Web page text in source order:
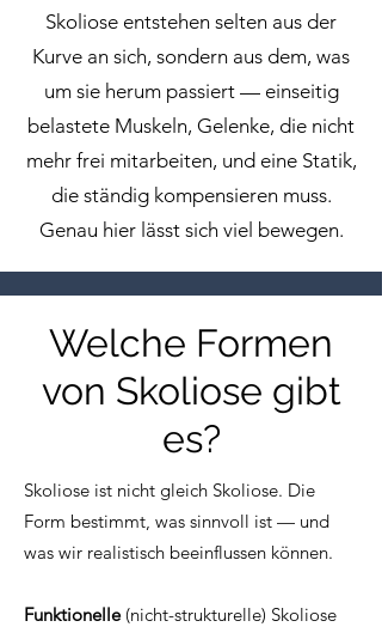
Skoliose entstehen selten aus der
Kurve an sich, sondern aus dem, was
um sie herum passiert — einseitig
belastete Muskeln, Gelenke, die nicht
mehr frei mitarbeiten, und eine Statik,
die ständig kompensieren muss.
Genau hier lässt sich viel bewegen.
Welche Formen
von Skoliose gibt
es?
Skoliose ist nicht gleich Skoliose. Die
Form bestimmt, was sinnvoll ist — und
was wir realistisch beeinflussen können.
Funktionelle(nicht-strukturelle) Skoliose